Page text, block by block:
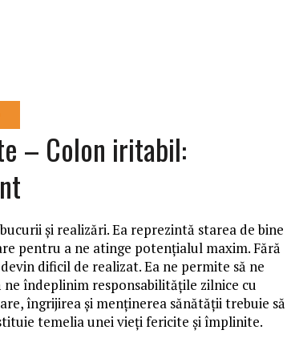
– Colon iritabil:
și realizări. Ea reprezintă starea de bine
pentru a ne atinge potențialul maxim. Fără
dificil de realizat. Ea ne permite să ne
îndeplinim responsabilitățile zilnice cu
îngrijirea și menținerea sănătății trebuie să
temelia unei vieți fericite și împlinite.